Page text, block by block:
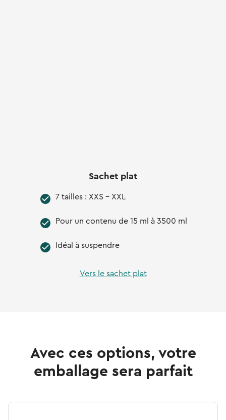
Sachet plat
7 tailles : XXS - XXL
Pour un contenu de 15 ml à 3500 ml
Idéal à suspendre
Vers le sachet plat
Avec ces options, votre
emballage sera parfait